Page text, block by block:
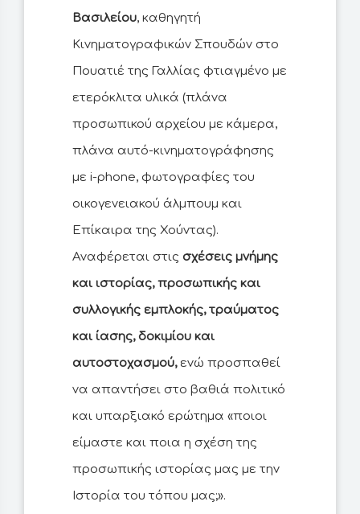
Βασιλείου, καθηγητή
Κινηματογραφικών Σπουδών στο
Πουατιέ της Γαλλίας φτιαγμένο με
ετερόκλιτα υλικά (πλάνα
προσωπικού αρχείου με κάμερα,
πλάνα αυτό-κινηματογράφησης
με i-phone, φωτογραφίες του
οικογενειακού άλμπουμ και
Επίκαιρα της Χούντας).
Αναφέρεται στις σχέσεις μνήμης
και ιστορίας, προσωπικής και
συλλογικής εμπλοκής, τραύματος
και ίασης, δοκιμίου και
αυτοστοχασμού,ενώ προσπαθεί
να απαντήσει στο βαθιά πολιτικό
και υπαρξιακό ερώτημα «ποιοι
είμαστε και ποια η σχέση της
προσωπικής ιστορίας μας με την
Ιστορία του τόπου μας;».